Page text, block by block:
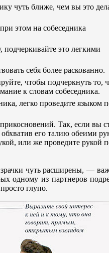
чуть ближе, чем вы это
этом на собеседника
подчеркивайте это легкими
себя более раскованно.
чтобы подчеркнуть то,
к словам собеседника.
легко проведите языком
Так, если вы
его талию обеими
или же проведите рукой
чуть расширены, —
из партнеров
глупо.